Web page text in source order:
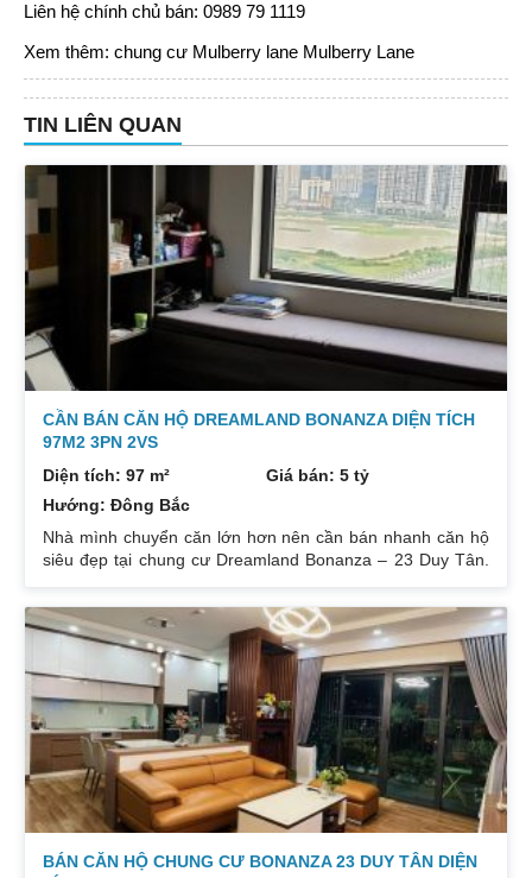
Liên hệ chính chủ bán: 0989 79 1119
Xem thêm: chung cư Mulberry lane Mulberry Lane
TIN LIÊN QUAN
CẦN BÁN CĂN HỘ DREAMLAND BONANZA DIỆN TÍCH
97M2 3PN 2VS
Diện tích: 97 m²
Giá bán: 5 tỷ
Hướng: Đông Bắc
Nhà mình chuyển căn lớn hơn nên cần bán nhanh căn hộ
siêu đẹp tại chung cư Dreamland Bonanza – 23 Duy Tân.
hợp lý các phòng đều tràn ngập ánh sáng tự nhiên. Hướng
cửa Bắc. Ban công Tây. Tầng cao view bát ngát thoáng
mát. Nhà nguyên Bản CĐT. Giá bán: 5 tỷ có thương lượng
đẹp. Liên hệ : 0832133366
BÁN CĂN HỘ CHUNG CƯ BONANZA 23 DUY TÂN DIỆN